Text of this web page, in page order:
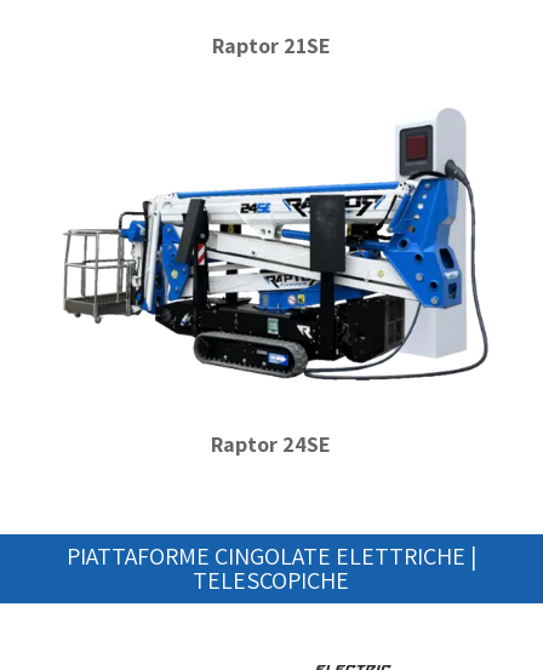
Raptor 21SE
Raptor 24SE
PIATTAFORME CINGOLATE ELETTRICHE |
TELESCOPICHE